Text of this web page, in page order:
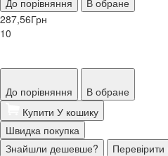
287,56Грн
10
До порівняння
В обране
Купити У кошику
Швидка покупка
Знайшли дешевше?
Перевірити